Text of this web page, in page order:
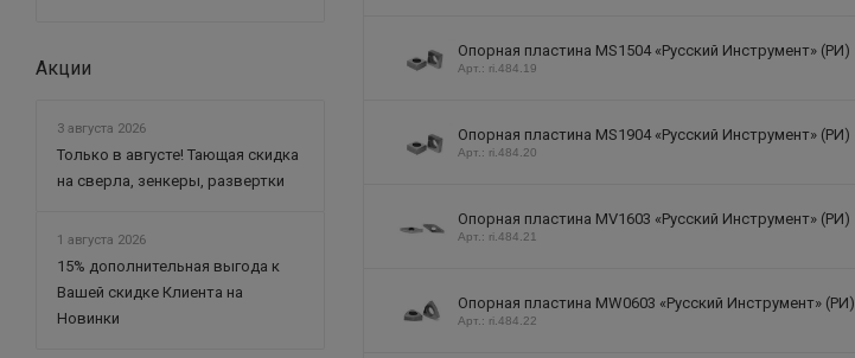
Опорная пластина MS1504 «Русский Инструмент» (РИ)
Арт.: ri.484.19
Опорная пластина MS1904 «Русский Инструмент» (РИ)
Арт.: ri.484.20
Опорная пластина MV1603 «Русский Инструмент» (РИ)
Арт.: ri.484.21
Опорная пластина MW0603 «Русский Инструмент» (РИ)
Арт.: ri.484.22
Акции
3 августа 2026
Только в августе! Тающая скидка
на сверла, зенкеры, развертки
1 августа 2026
15% дополнительная выгода к
Вашей скидке Клиента на
Новинки